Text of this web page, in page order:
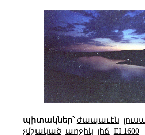
պիտակներ՝ ժապաւէն
չմշակած աղջիկ լիճ EI 1600